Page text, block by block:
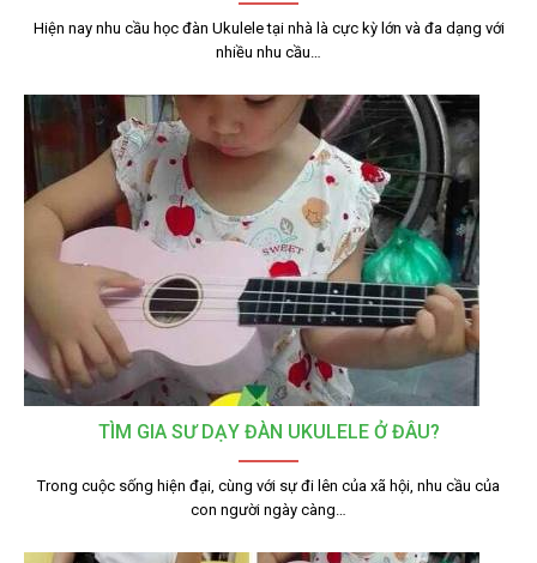
Hiện nay nhu cầu học đàn Ukulele tại nhà là cực kỳ lớn và đa dạng với
nhiều nhu cầu…
TÌM GIA SƯ DẠY ĐÀN UKULELE Ở ĐÂU?
Trong cuộc sống hiện đại, cùng với sự đi lên của xã hội, nhu cầu của
con người ngày càng…